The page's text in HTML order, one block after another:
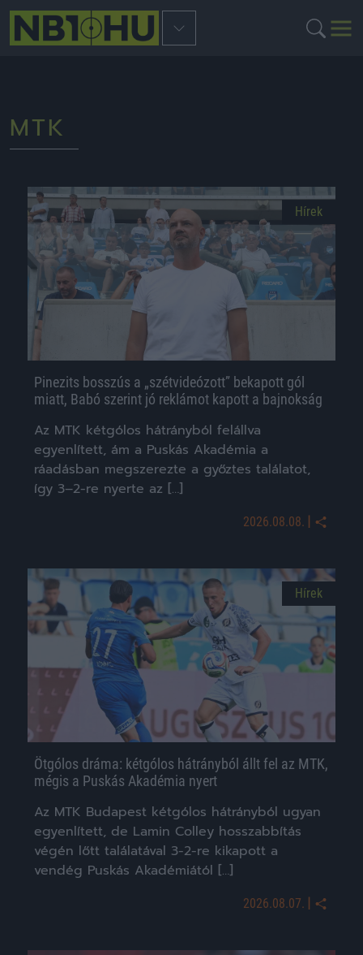
MTK
Hírek
Pinezits bosszús a „szétvideózott” bekapott gól
miatt, Babó szerint jó reklámot kapott a bajnokság
Az MTK kétgólos hátrányból felállva
egyenlített, ám a Puskás Akadémia a
ráadásban megszerezte a győztes találatot,
így 3–2-re nyerte az […]
2026.08.08. |
Hírek
Ötgólos dráma: kétgólos hátrányból állt fel az MTK,
mégis a Puskás Akadémia nyert
Az MTK Budapest kétgólos hátrányból ugyan
egyenlített, de Lamin Colley hosszabbítás
végén lőtt találatával 3-2-re kikapott a
vendég Puskás Akadémiától […]
2026.08.07. |